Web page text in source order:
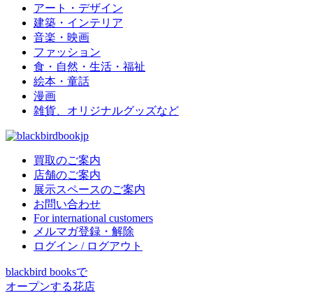
アート・デザイン
建築・インテリア
音楽・映画
ファッション
食・自然・生活・福祉
絵本・童話
漫画
雑貨、オリジナルグッズなど
買取のご案内
店舗のご案内
展示スペースのご案内
お問い合わせ
For international customers
メルマガ登録・解除
ログイン / ログアウト
blackbird booksで
オープンする花店